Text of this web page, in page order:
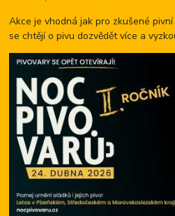
Akce je vhodná jak pro zkušené
se chtějí o pivu dozvědět více a